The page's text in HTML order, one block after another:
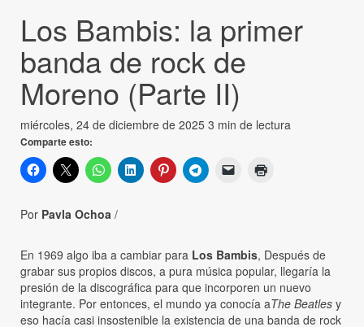
Los Bambis: la primer
banda de rock de
Moreno (Parte II)
miércoles, 24 de diciembre de 2025 3 min de lectura
Comparte esto:
Por Pavla Ochoa /
En 1969 algo iba a cambiar para Los Bambis, Después de
grabar sus propios discos, a pura música popular, llegaría la
presión de la discográfica para que incorporen un nuevo
integrante. Por entonces, el mundo ya conocía aThe Beatles y
eso hacía casi insostenible la existencia de una banda de rock